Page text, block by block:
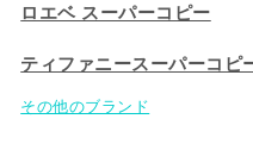
ロエベ スーパーコピー
ティファニースーパーコピ
その他のブランド